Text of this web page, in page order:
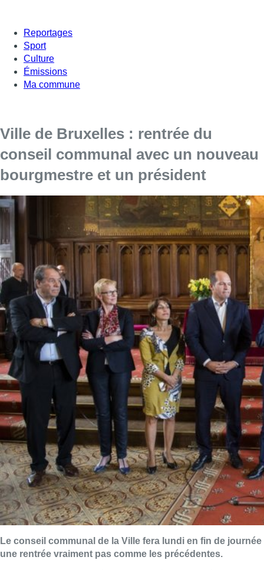
Reportages
Sport
Culture
Émissions
Ma commune
Ville de Bruxelles : rentrée du
conseil communal avec un nouveau
bourgmestre et un président
Le conseil communal de la Ville fera lundi en fin de journée
une rentrée vraiment pas comme les précédentes.